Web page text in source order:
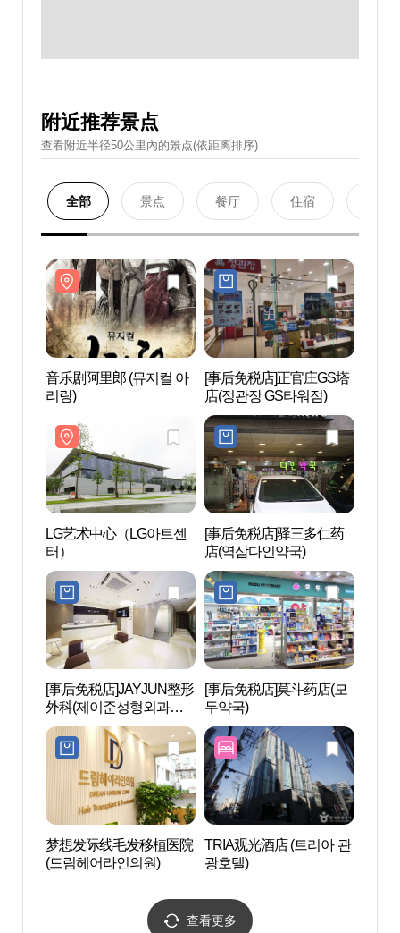
附近推荐景点
查看附近半径50公里內的景点(依距离排序)
全部 景点 餐厅 住宿
音乐剧阿里郎 (뮤지컬 아
리랑)
[事后免税店]正官庄GS塔
店(정관장 GS타워점)
LG艺术中心（LG아트센
터）
[事后免税店]驿三多仁药
店(역삼다인약국)
[事后免税店]JAYJUN整形
外科(제이준성형외과의
원)
[事后免税店]莫斗药店(모
두약국)
梦想发际线毛发移植医院
(드림헤어라인의원)
TRIA观光酒店 (트리아 관
광호텔)
查看更多